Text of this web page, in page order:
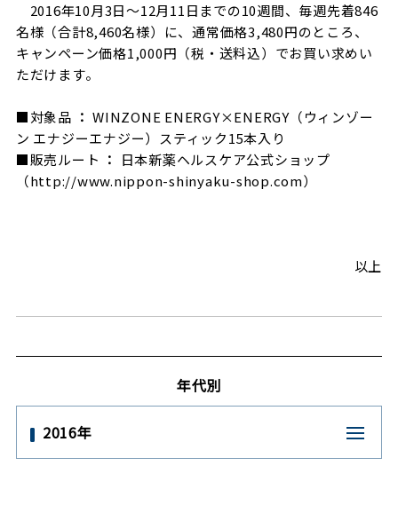
2016年10月3日～12月11日までの10週間、毎週先着846
名様（合計8,460名様）に、通常価格3,480円のところ、
キャンペーン価格1,000円（税・送料込）でお買い求めい
ただけます。
■対象品 ： WINZONE ENERGY×ENERGY（ウィンゾー
ン エナジーエナジー）スティック15本入り
■販売ルート ：
日本新薬ヘルスケア公式ショップ
（http://www.nippon-shinyaku-shop.com）
以上
年代別
2016年